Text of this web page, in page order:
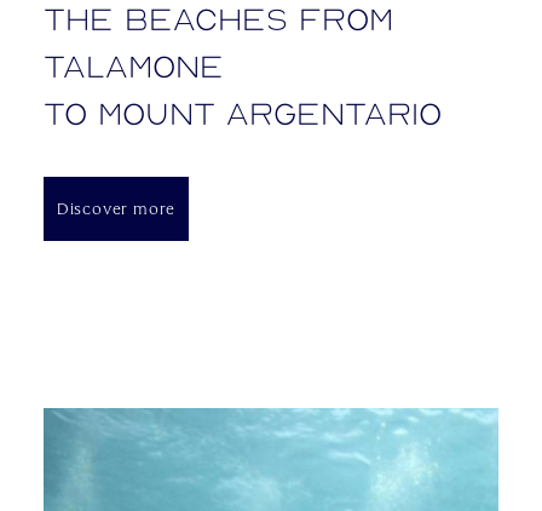
The beaches from
Talamone
to Mount Argentario
Discover more